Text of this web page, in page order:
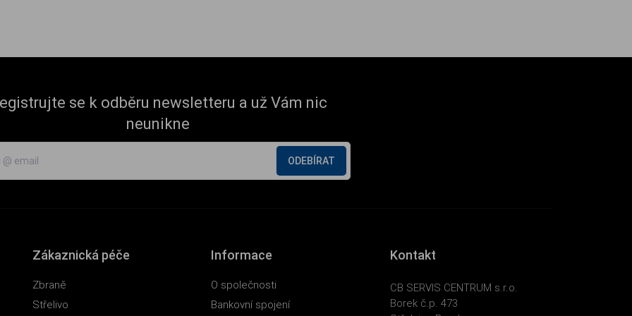
se k odběru newsletteru a už Vám nic
neunikne
ODEBÍRAT
Zákaznická péče
Zbraně
Střelivo
Informace
O společnosti
Bankovní spojení
Kontakt
CB SERVIS CENTRUM s.r.o.
Borek č.p. 473